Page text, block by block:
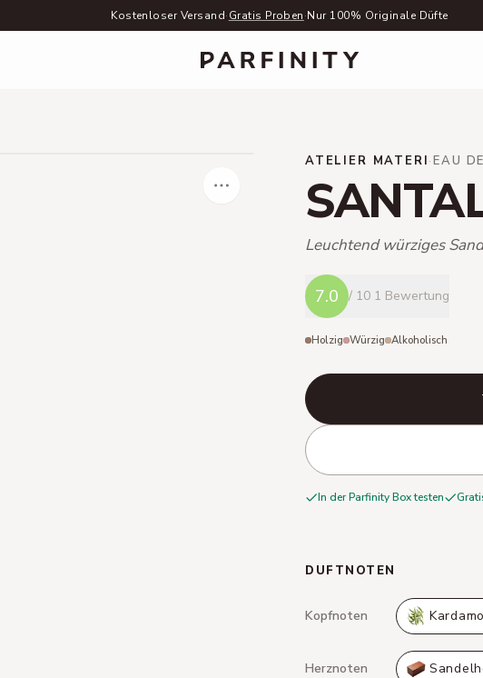
Kostenloser Versand·Gratis Proben·Nur 100% Originale Düfte
ATELIER MATERI·EAU
Leuchtend würziges
7.0 / 10 1 Bewertung
Holzig Würzig Alkoholisch
In der Parfinity Box testen
DUFTNOTEN
Kopfnoten
Herznoten